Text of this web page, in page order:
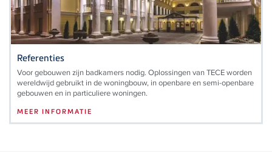
Referenties
Voor gebouwen zijn badkamers nodig. Oplossingen van TECE worden
wereldwijd gebruikt in de woningbouw, in openbare en semi-openbare
gebouwen en in particuliere woningen.
MEER INFORMATIE